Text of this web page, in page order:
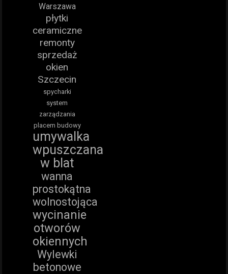
Warszawa
płytki
ceramiczne
remonty
sprzedaż
okien
Szczecin
spycharki
system
zarządzania
placem budowy
umywalka
wpuszczana
w blat
wanna
prostokątna
wolnostojąca
wycinanie
otworów
okiennych
Wylewki
betonowe